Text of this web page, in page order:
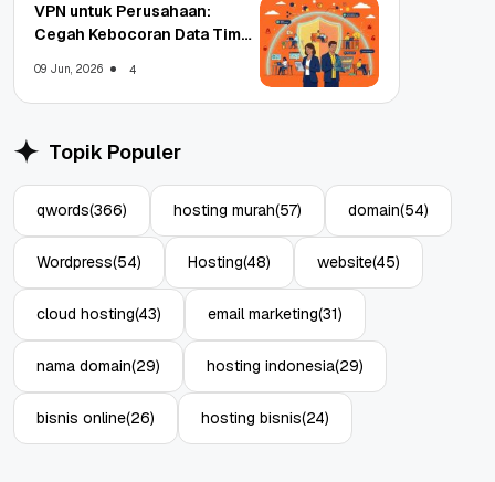
VPN untuk Perusahaan:
Cegah Kebocoran Data Tim
09 Jun, 2026 4
Topik Populer
qwords(366) hosting murah(57) domain(54)
Wordpress(54) Hosting(48) website(45)
cloud hosting(43) email marketing(31)
nama domain(29) hosting indonesia(29)
bisnis online(26) hosting bisnis(24)